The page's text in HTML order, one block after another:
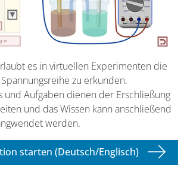
es in virtuellen Experimenten die
zu erkunden.
und Aufgaben dienen der Erschließung
und das Wissen kann anschließend
werden.
starten (Deutsch/Englisch)